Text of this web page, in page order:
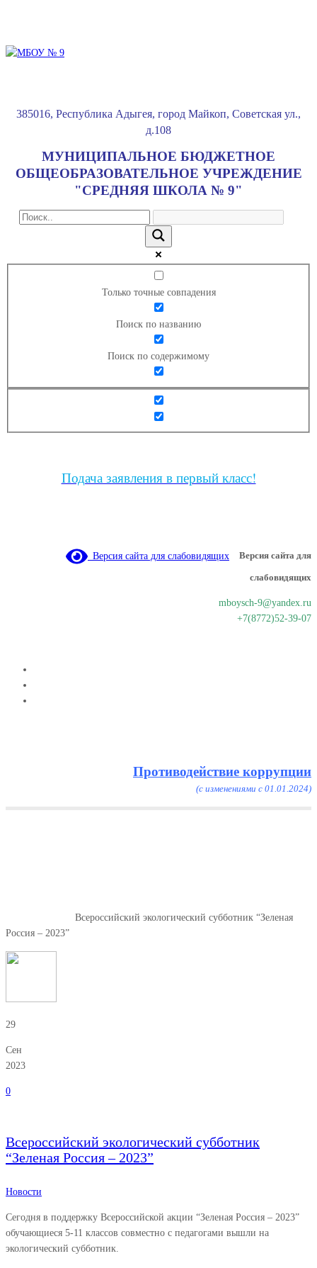
385016, Республика Адыгея, город Майкоп, Советская ул.,
д.108
МУНИЦИПАЛЬНОЕ БЮДЖЕТНОЕ
ОБЩЕОБРАЗОВАТЕЛЬНОЕ УЧРЕЖДЕНИЕ
"СРЕДНЯЯ ШКОЛА № 9"
Только точные совпадения
Поиск по названию
Поиск по содержимому
Подача заявления в первый класс!
Версия сайта для слабовидящих Версия сайта для
слабовидящих
mboysch-9@yandex.ru
+7(8772)52-39-07
Противодействие коррупции
(с изменениями с 01.01.2024)
Всероссийский экологический субботник “Зеленая
Россия – 2023”
29
Сен
2023
0
Всероссийский экологический субботник
“Зеленая Россия – 2023”
Новости
Сегодня в поддержку Всероссийской акции “Зеленая Россия – 2023”
обучающиеся 5-11 классов совместно с педагогами вышли на
экологический субботник.